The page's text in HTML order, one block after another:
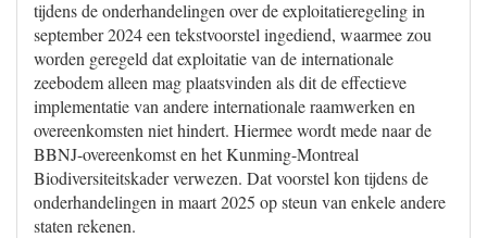
tijdens de onderhandelingen over de exploitatieregeling in
september 2024 een tekstvoorstel ingediend, waarmee zou
worden geregeld dat exploitatie van de internationale
zeebodem alleen mag plaatsvinden als dit de effectieve
implementatie van andere internationale raamwerken en
overeenkomsten niet hindert. Hiermee wordt mede naar de
BBNJ-overeenkomst en het Kunming-Montreal
Biodiversiteitskader verwezen. Dat voorstel kon tijdens de
onderhandelingen in maart 2025 op steun van enkele andere
staten rekenen.